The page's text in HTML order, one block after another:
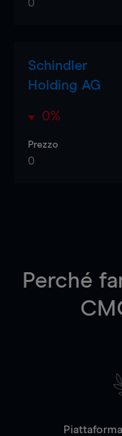
0
Schindler
Holding AG
0%
Prezzo
0
Perché